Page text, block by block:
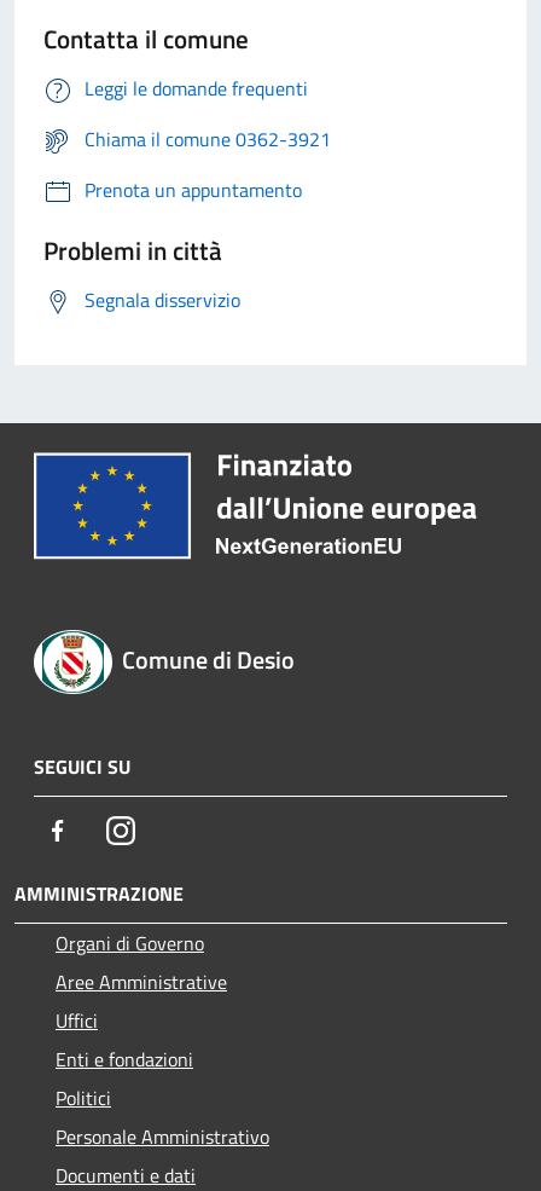
Contatta il comune
Leggi le domande frequenti
Chiama il comune 0362-3921
Prenota un appuntamento
Problemi in città
Segnala disservizio
Comune di Desio
SEGUICI SU
FacebookInstagram
AMMINISTRAZIONE
Organi di Governo
Aree Amministrative
Uffici
Enti e fondazioni
Politici
Personale Amministrativo
Documenti e dati